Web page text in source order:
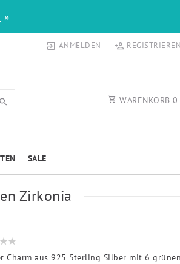
»
ANMELDEN REGISTRIEREN
WARENKORB 0
SALE
Zirkonia
Charm aus 925 Sterling Silber mit 6